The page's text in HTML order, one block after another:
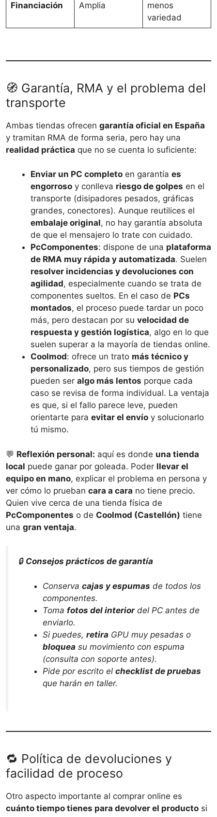
Financiación Amplia
menos
variedad
🧭 Garantía, RMA y el problema del
transporte
Ambas tiendas ofrecen garantía oficial en España
y tramitan RMA de forma seria, pero hay una
realidad práctica que no se cuenta lo suficiente:
Enviar un PC completo en garantía es
engorroso y conlleva riesgo de golpes en el
transporte (disipadores pesados, gráficas
grandes, conectores). Aunque reutilices el
embalaje original, no hay garantía absoluta
de que el mensajero lo trate con cuidado.
PcComponentes: dispone de una plataforma
de RMA muy rápida y automatizada. Suelen
resolver incidencias y devoluciones con
agilidad, especialmente cuando se trata de
componentes sueltos. En el caso de PCs
montados, el proceso puede tardar un poco
más, pero destacan por su velocidad de
respuesta y gestión logística, algo en lo que
suelen superar a la mayoría de tiendas online.
Coolmod: ofrece un trato más técnico y
personalizado, pero sus tiempos de gestión
pueden ser algo más lentos porque cada
caso se revisa de forma individual. La ventaja
es que, si el fallo parece leve, pueden
orientarte para evitar el envío y solucionarlo
tú mismo.
💬 Reflexión personal: aquí es donde una tienda
local puede ganar por goleada. Poder llevar el
equipo en mano, explicar el problema en persona y
ver cómo lo prueban cara a cara no tiene precio.
Quien vive cerca de una tienda física de
PcComponentes o de Coolmod (Castellón) tiene
una gran ventaja.
🔒 Consejos prácticos de garantía
Conserva cajas y espumas de todos los
componentes.
Toma fotos del interiordel PC antes de
enviarlo.
Si puedes, retira GPU muy pesadas o
bloquea su movimiento con espuma
(consulta con soporte antes).
Pide por escrito el checklist de pruebas
que harán en taller.
🔁 Política de devoluciones y
facilidad de proceso
Otro aspecto importante al comprar online es
cuánto tiempo tienes para devolver el producto si